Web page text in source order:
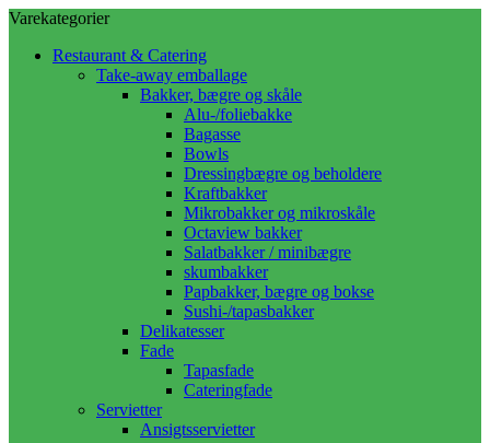
Varekategorier
Restaurant & Catering
Take-away emballage
Bakker, bægre og skåle
Alu-/foliebakke
Bagasse
Bowls
Dressingbægre og beholdere
Kraftbakker
Mikrobakker og mikroskåle
Octaview bakker
Salatbakker / minibægre
skumbakker
Papbakker, bægre og bokse
Sushi-/tapasbakker
Delikatesser
Fade
Tapasfade
Cateringfade
Servietter
Ansigtsservietter